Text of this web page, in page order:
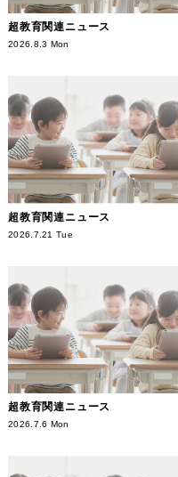
超教育関連ニュース
2026.8.3 Mon
超教育関連ニュース
2026.7.21 Tue
超教育関連ニュース
2026.7.6 Mon